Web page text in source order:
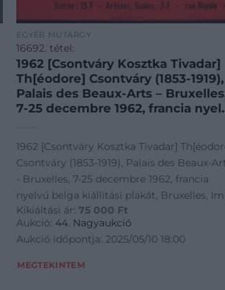
EGYÉB MŰTÁRGY
16692. tétel:
1962 [Csontváry Kosztka Tivadar]
Th[éodore] Csontváry (1853-1919),
Palais des Beaux-Arts –
7-25 decembre 1962, francia
hajtásnyomokkal, javított, 80×120
cm. Kiállítva: Home Galéria, Bp.,
2003. Fakeretben. Ritka!
KIZÁRÓLAG SZEMÉLYES
NEM POSTÁZZUK! / ONLY
PERSONAL COLLECTION AT OUR
1962 [Csontváry Kosztka Tivadar]
Csontváry (1853-1919), Palais des Beaux-
- Bruxelles, 7-25 decembre 1962, francia
nyelvű belga kiállítási plakát, Bruxelles,
Marci, a szélén bélyeggel, hajtásnyomokkal,
javított, 80x120 cm. Kiállítva: Home Galéria,
Bp., 2003. Fakeretben. Ritka! KIZÁRÓLAG
SZEMÉLYES ÁTVÉTEL, NEM POSTÁZZUK! /
Kikiáltási ár: 75 000 Ft
Aukció: 44. Nagyaukció
Aukció időpontja: 2025/05/10 18:00
MEGTEKINTEM